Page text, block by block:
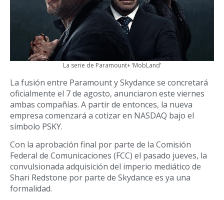
La serie de Paramount+ ‘MobLand’
La fusión entre Paramount y Skydance se concretará
oficialmente el 7 de agosto, anunciaron este viernes
ambas compañías. A partir de entonces, la nueva
empresa comenzará a cotizar en NASDAQ bajo el
símbolo PSKY.
Con la aprobación final por parte de la Comisión
Federal de Comunicaciones (FCC) el pasado jueves, la
convulsionada adquisición del imperio mediático de
Shari Redstone por parte de Skydance es ya una
formalidad.